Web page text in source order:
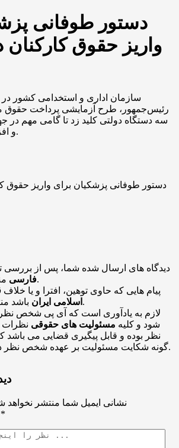
دستور طوفانی
واریز حقوق کارکنان
سازمان اداری و استخدامی کشور در
رئیس‌جمهور، طرح آزمایشی پرداخت حقوق
سه دستگاه دولتی کلید زد تا گامی مهم در
و افزایش بهره‌وری بردارد.
دیدگاه های ارسال شده شما، پس از
فارسیمنتشر خواهد شد.
پیام هایی که حاوی توهین، افترا و یا خلاف
اسلامی ایران باشد منتشر نخواهد شد.
لازم به یادآوری است که آی پی شخص
شود و کلیه مسئولیت های حقوقی
نظر بوده و قابل پیگیری قضایی می باشد
گونه شکایت مسئولیت بر عهده شخص نظر دهنده خواهد بود.
نشانی ایمیل شما منتشر نخواهد
*